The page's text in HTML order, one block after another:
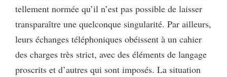
tellement normée qu’il n’est pas possible de laisser
transparaître une quelconque singularité. Par ailleurs,
leurs échanges téléphoniques obéissent à un cahier
des charges très strict, avec des éléments de langage
proscrits et d’autres qui sont imposés. La situation